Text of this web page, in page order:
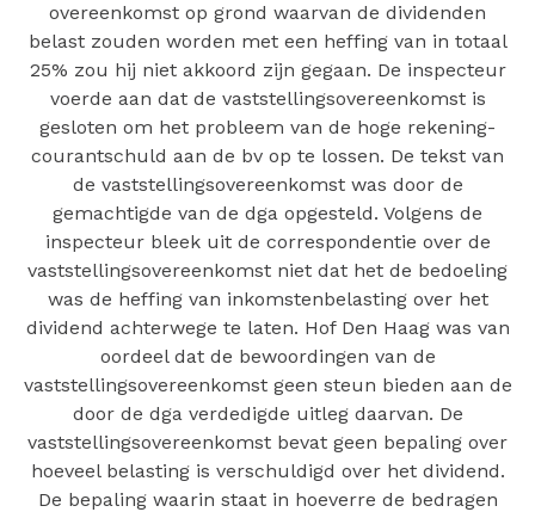
overeenkomst op grond waarvan de dividenden
belast zouden worden met een heffing van in totaal
25% zou hij niet akkoord zijn gegaan. De inspecteur
voerde aan dat de vaststellingsovereenkomst is
gesloten om het probleem van de hoge rekening-
courantschuld aan de bv op te lossen. De tekst van
de vaststellingsovereenkomst was door de
gemachtigde van de dga opgesteld. Volgens de
inspecteur bleek uit de correspondentie over de
vaststellingsovereenkomst niet dat het de bedoeling
was de heffing van inkomstenbelasting over het
dividend achterwege te laten. Hof Den Haag was van
oordeel dat de bewoordingen van de
vaststellingsovereenkomst geen steun bieden aan de
door de dga verdedigde uitleg daarvan. De
vaststellingsovereenkomst bevat geen bepaling over
hoeveel belasting is verschuldigd over het dividend.
De bepaling waarin staat in hoeverre de bedragen